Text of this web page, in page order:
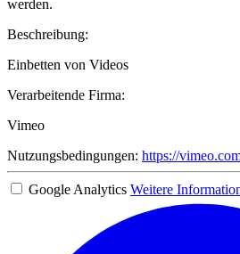
werden.
Beschreibung:
Einbetten von Videos
Verarbeitende Firma:
Vimeo
Nutzungsbedingungen: https://
Google Analytics Weitere